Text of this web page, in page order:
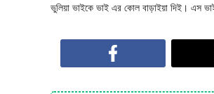
ভুলিয়া ভাইকে ভাই এর কোল বাড়াইয়া দিই। এস